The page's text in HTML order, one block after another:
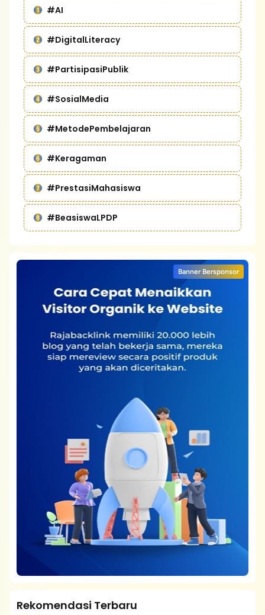
#AI
#DigitalLiteracy
#PartisipasiPublik
#SosialMedia
#MetodePembelajaran
#Keragaman
#PrestasiMahasiswa
#BeasiswaLPDP
Banner Bersponsor
Rekomendasi Terbaru